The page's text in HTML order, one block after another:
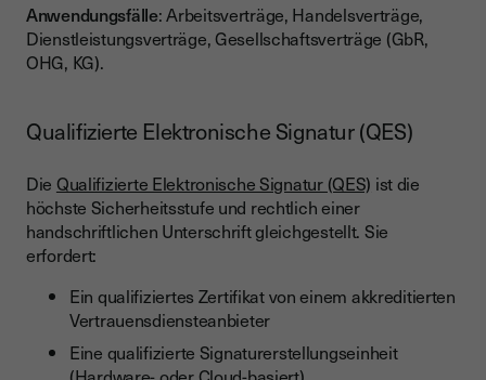
Anwendungsfälle: Arbeitsverträge, Handelsverträge,
Dienstleistungsverträge, Gesellschaftsverträge (GbR,
OHG, KG).
Qualifizierte Elektronische Signatur (QES)
Die Qualifizierte Elektronische Signatur (QES) ist die
höchste Sicherheitsstufe und rechtlich einer
handschriftlichen Unterschrift gleichgestellt. Sie
erfordert:
Ein qualifiziertes Zertifikat von einem akkreditierten
Vertrauensdiensteanbieter
Eine qualifizierte Signaturerstellungseinheit